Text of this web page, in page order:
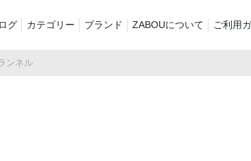
グ カテゴリー ブランド ZABOUについて ご利用
ンネル